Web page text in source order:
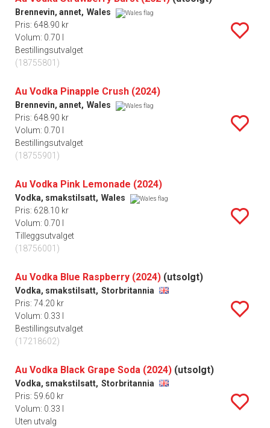
Brennevin, annet, Wales
Pris: 648.90 kr
Volum: 0.70 l
Bestillingsutvalget
(18755801)
Au Vodka Pinapple Crush (2024)
Brennevin, annet, Wales
Pris: 648.90 kr
Volum: 0.70 l
Bestillingsutvalget
(18755901)
Au Vodka Pink Lemonade (2024)
Vodka, smakstilsatt, Wales
Pris: 628.10 kr
Volum: 0.70 l
Tilleggsutvalget
(18756001)
Au Vodka Blue Raspberry (2024) (utsolgt)
Vodka, smakstilsatt, Storbritannia
Pris: 74.20 kr
Volum: 0.33 l
Bestillingsutvalget
(17218602)
Au Vodka Black Grape Soda (2024) (utsolgt)
Vodka, smakstilsatt, Storbritannia
Pris: 59.60 kr
Volum: 0.33 l
Uten utvalg